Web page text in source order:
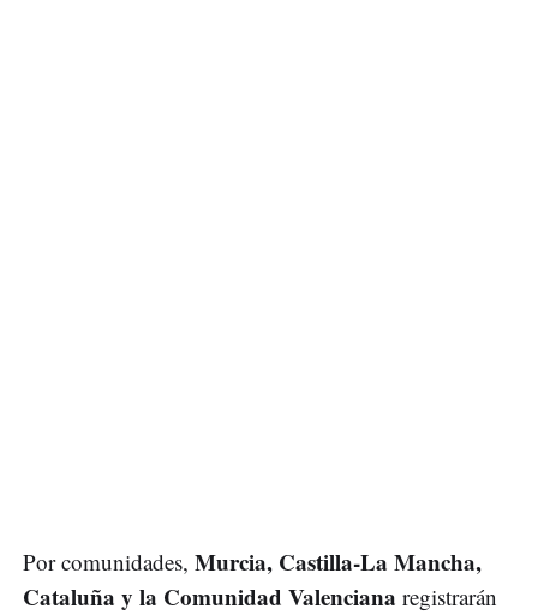
Por comunidades, Murcia, Castilla-La Mancha,
Cataluña y la Comunidad Valenciana registrarán